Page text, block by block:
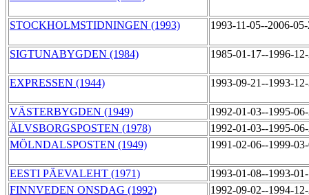
STOCKHOLMSTIDNINGEN (1993) 1993-11-05--2006-
SIGTUNABYGDEN (1984) 1985-01-17--1996-
EXPRESSEN (1944) 1993-09-21--1993-
VÄSTERBYGDEN (1949)
1992-01-03--1995-
ÄLVSBORGSPOSTEN (1978)
1992-01-03--1995-
MÖLNDALSPOSTEN (1949)
1991-02-06--1999-
EESTI PÄEVALEHT (1971)
1993-01-08--1993-
FINNVEDEN ONSDAG (1992)
1992-09-02--1994-